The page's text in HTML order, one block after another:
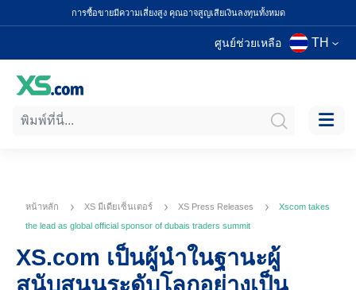
การซื้อขายมีความเสี่ยงสูง คุณอาจสูญเสียเงินลงทุนทั้งหมด
ศูนย์ช่วยเหลือ TH
หน้าหลัก XS มีเดียเซ็นเตอร์ XS Press Releases
Xscom takes
the lead as global official sponsor of dubais traders summit
XS.com เป็นผู้นำในฐานะผู้
สนับสนุนระดับโลกอย่างเป็น